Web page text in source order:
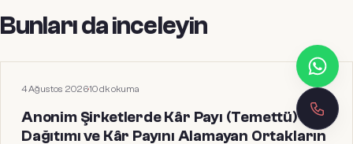
Bunları da inceleyin
HUKUKI MAKALELER
4 Ağustos 2026·10dk okuma
Anonim Şirketlerde Kâr Payı (Temettü)
Dağıtımı ve Kâr Payını Alamayan Ortakların